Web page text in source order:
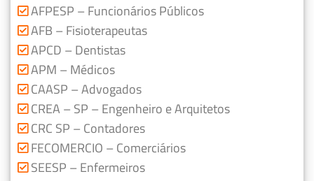
AFPESP – Funcionários Públicos
AFB – Fisioterapeutas
APCD – Dentistas
APM – Médicos
CAASP – Advogados
CREA – SP – Engenheiro e Arquitetos
CRC SP – Contadores
FECOMERCIO – Comerciários
SEESP – Enfermeiros